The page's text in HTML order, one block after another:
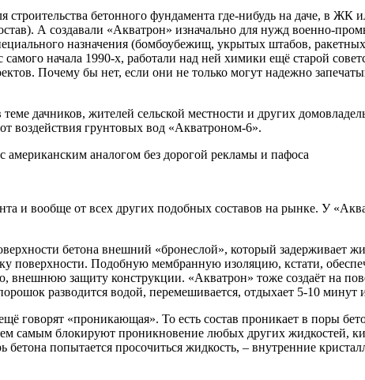
строительства бетонного фундамента где-нибудь на даче, в
А создавали «Акватрон» изначально для нужд военно-
назначения (бомбоубежищ, укрытых штабов,
начала 1990-х, работали над ней химики ещё старой
Почему бы нет, если они не только могут надежно
дачников, жителей сельской местности и других
грунтовых вод «Акватроном-6».
и вообще от всех других подобных составов на рынке. У
бетона внешний «бронеслой», который задерживает
поверхности. Подобную мембранную изоляцию, кстати,
внешнюю защиту конструкции. «Акватрон» тоже создаёт на
разводится водой, перемешивается, отдыхает 5-10
говорят «проникающая». То есть состав проникает в поры
самым блокируют проникновение любых других жидкостей,
попытается просочиться жидкость, – внутренние